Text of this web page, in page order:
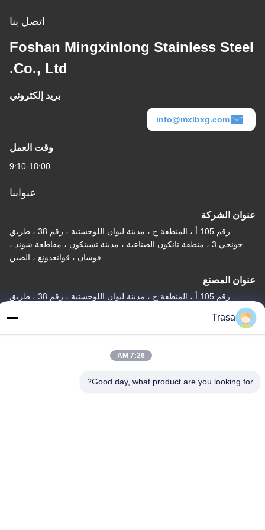
اتصل بنا
Foshan Mingxinlong Stainless Steel
Co., Ltd.
بريد إلكتروني
info@mxlbxg.com
وقت العمل
9:10-18:00
عنواننا
عنوان الشركة
رقم 105 أ ، المنطقة ج ، مدينة ليوان اللوجستية ، رقم 38 ، طريق
جونجي 3 ، منطقة تانكون الصناعية ، مدينة تشينكون ، مقاطعة شوند ،
فوشان ، قوانغدونغ ، الصين
عنوان المصنع
رقم 105 أ ، المنطقة ج ، مدينة ليوان اللوجستية ، رقم 38 ، طريق
Trasa
7:26 AM
Good day, what product are you looking for?